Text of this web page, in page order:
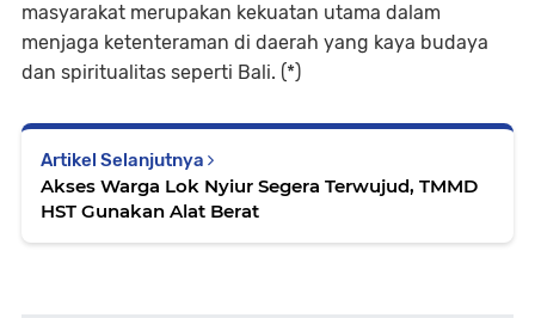
masyarakat merupakan kekuatan utama dalam
menjaga ketenteraman di daerah yang kaya budaya
dan spiritualitas seperti Bali. (*)
Artikel Selanjutnya
Akses Warga Lok Nyiur Segera Terwujud, TMMD
HST Gunakan Alat Berat